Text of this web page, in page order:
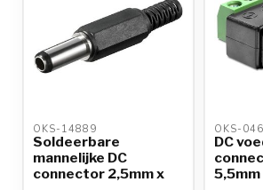
OKS-14889
Soldeerbare
mannelijke DC
connector 2,5mm x
OKS-
DC
5,5mm